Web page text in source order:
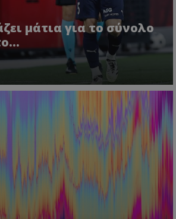
μάτια για το σύνολο